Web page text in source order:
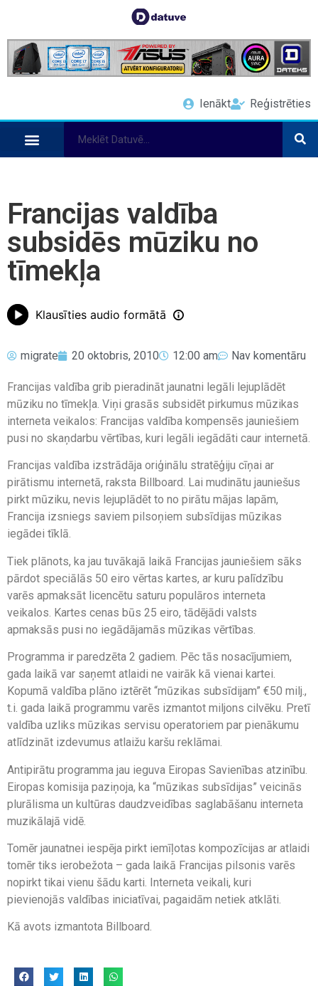
Ienākt Reģistrēties
Francijas valdība
subsidēs mūziku no
tīmekļa
Klausīties audio formātā
migrate 20 oktobris, 2010 12:00 am Nav komentāru
Francijas valdība grib pieradināt jaunatni legāli lejuplādēt
mūziku no tīmekļa. Viņi grasās subsidēt pirkumus mūzikas
interneta veikalos: Francijas valdība kompensēs jauniešiem
pusi no skaņdarbu vērtības, kuri legāli iegādāti caur internetā.
Francijas valdība izstrādāja oriģinālu stratēģiju cīņai ar
pirātismu internetā, raksta Billboard. Lai mudinātu jauniešus
pirkt mūziku, nevis lejuplādēt to no pirātu mājas lapām,
Francija izsniegs saviem pilsoņiem subsīdijas mūzikas
iegādei tīklā.
Tiek plānots, ka jau tuvākajā laikā Francijas jauniešiem sāks
pārdot speciālās 50 eiro vērtas kartes, ar kuru palīdzību
varēs apmaksāt licencētu saturu populāros interneta
veikalos. Kartes cenas būs 25 eiro, tādējādi valsts
apmaksās pusi no iegādājamās mūzikas vērtības.
Programma ir paredzēta 2 gadiem. Pēc tās nosacījumiem,
gada laikā var saņemt atlaidi ne vairāk kā vienai kartei.
Kopumā valdība plāno iztērēt “mūzikas subsīdijam” €50 milj.,
t.i. gada laikā programmu varēs izmantot miljons cilvēku. Pretī
valdība uzliks mūzikas servisu operatoriem par pienākumu
atlīdzināt izdevumus atlaižu karšu reklāmai.
Antipirātu programma jau ieguva Eiropas Savienības atzinību.
Eiropas komisija paziņoja, ka “mūzikas subsīdijas” veicinās
plurālisma un kultūras daudzveidības saglabāšanu interneta
muzikālajā vidē.
Tomēr jaunatnei iespēja pirkt iemīļotas kompozīcijas ar atlaidi
tomēr tiks ierobežota – gada laikā Francijas pilsonis varēs
nopirkt tikai vienu šādu karti. Interneta veikali, kuri
pievienojās valdības iniciatīvai, pagaidām netiek atklāti.
Kā avots izmantota Billboard.